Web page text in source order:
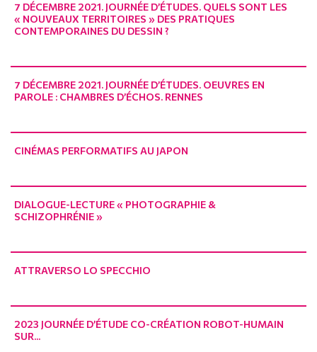
7 DÉCEMBRE 2021. JOURNÉE D’ÉTUDES. QUELS SONT LES
« NOUVEAUX TERRITOIRES » DES PRATIQUES
CONTEMPORAINES DU DESSIN ?
7 DÉCEMBRE 2021. JOURNÉE D’ÉTUDES. OEUVRES EN
PAROLE : CHAMBRES D’ÉCHOS. RENNES
CINÉMAS PERFORMATIFS AU JAPON
DIALOGUE-LECTURE « PHOTOGRAPHIE &
SCHIZOPHRÉNIE »
ATTRAVERSO LO SPECCHIO
2023 JOURNÉE D’ÉTUDE CO-CRÉATION ROBOT-HUMAIN
SUR...